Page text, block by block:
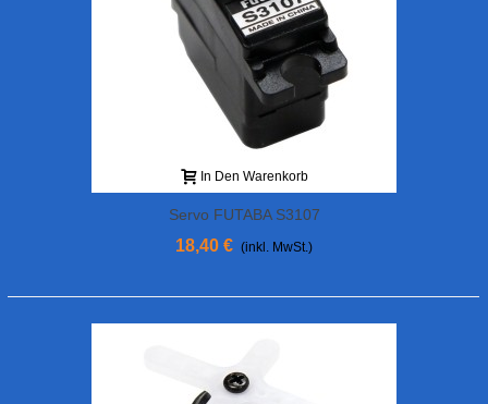
In Den Warenkorb
Servo FUTABA S3107
18,40 € (inkl. MwSt.)